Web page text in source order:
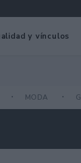
y vínculos
MODA